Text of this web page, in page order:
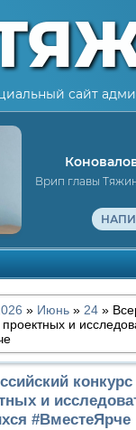
сайт
Врип главы
» Июнь » 24 »
проектных и
и
#ВместеЯрче